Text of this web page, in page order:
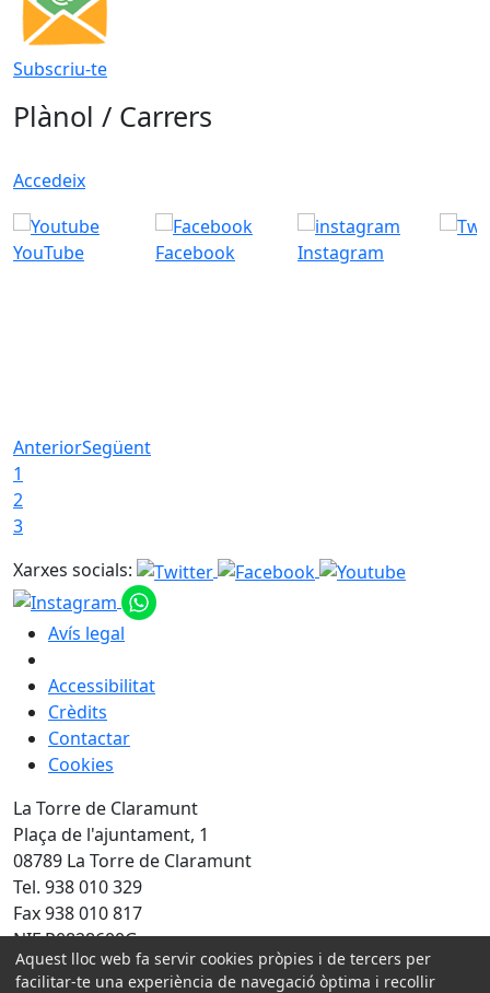
Subscriu-te
Plànol / Carrers
Accedeix
YouTube Facebook Instagram
AnteriorSegüent
1
2
3
Xarxes socials:
Avís legal
Accessibilitat
Crèdits
Contactar
Cookies
La Torre de Claramunt
Plaça de l'ajuntament, 1
08789 La Torre de Claramunt
Tel. 938 010 329
Fax 938 010 817
NIF P0828600G
Amb la col·laboració de:
Aquest lloc web fa servir cookies pròpies i de tercers per
facilitar-te una experiència de navegació òptima i recollir